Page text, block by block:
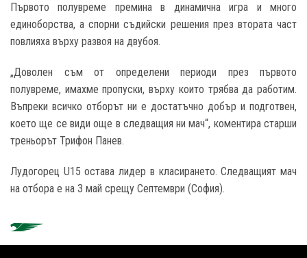
Първото полувреме премина в динамична игра и много
единоборства, а спорни съдийски решения през втората част
повлияха върху развоя на двубоя.
„Доволен съм от определени периоди през първото
полувреме, имахме пропуски, върху които трябва да работим.
Въпреки всичко отборът ни е достатъчно добър и подготвен,
което ще се види още в следващия ни мач“, коментира старши
треньорът Трифон Панев.
Лудогорец U15 остава лидер в класирането. Следващият мач
на отбора е на 3 май срещу Септември (София).